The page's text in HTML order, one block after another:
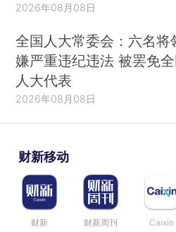
2026年08月08日
全国人大常委会：六名将
嫌严重违纪违法 被罢免
人大代表
2026年08月08日
财新移动
财新 财新周刊 Caixin